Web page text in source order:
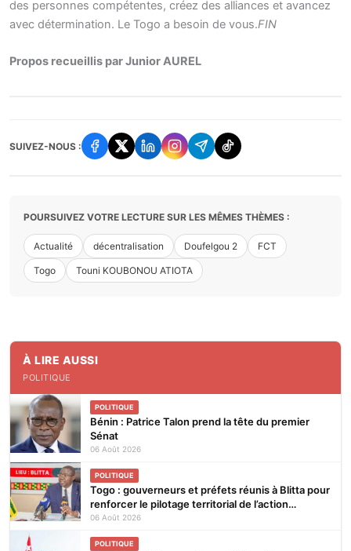
des personnes compétentes, créez des alliances et avancez
avec détermination. Le Togo a besoin de vous.FIN
Propos recueillis par Junior AUREL
SUIVEZ-NOUS :
POURSUIVEZ VOTRE LECTURE SUR LES MÊMES THÈMES :
Actualité décentralisation Doufelgou 2 FCT
Togo Touni KOUBONOU ATIOTA
À LIRE AUSSI
POLITIQUE
POLITIQUE
Bénin : Patrice Talon prend la tête du premier
Sénat
06 Août 2026
POLITIQUE
Togo : gouverneurs et préfets réunis à Blitta pour
renforcer le pilotage territorial de l’action
publique
06 Août 2026
POLITIQUE